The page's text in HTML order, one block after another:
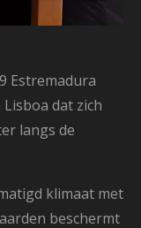
Estremadura
dat zich
langs de
klimaat met
beschermt